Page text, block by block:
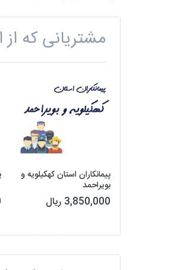
مشتریانی که
پیمانکاران استان کهکیلویه و
بویراحمد
3,850,000 ریال